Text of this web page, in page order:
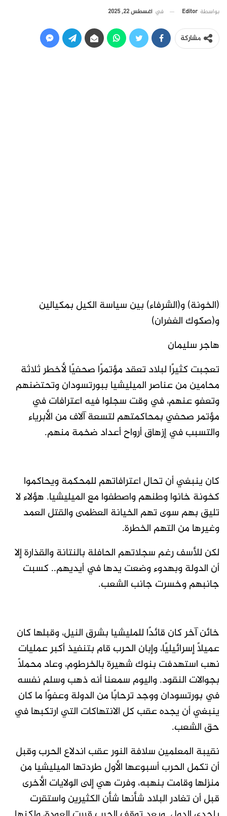
بواسطة Editor في أغسطس 22, 2025
مشاركة
(الخونة) و(الشرفاء) بين سياسة الكيل بمكيالين
و(صكوك الغفران)
هاجر سليمان
تعجبت كثيرًا لبلاد تعقد مؤتمرًا صحفيًا لأخطر ثلاثة
محامين من عناصر الميليشيا ببورتسودان وتحتضنهم
وتعفو عنهم، في وقت سجلوا فيه اعترافات في
مؤتمر صحفي بمحاكمتهم لتسعة آلاف من الأبرياء
والتسبب في إزهاق أرواح أعداد ضخمة منهم.
كان ينبغي أن تحال اعترافاتهم للمحكمة ويحاكموا
كخونة خانوا وطنهم واصطفوا مع الميليشيا. هؤلاء لا
تليق بهم سوى تهم الخيانة العظمى والقتل العمد
وغيرها من التهم الخطرة.
لكن للأسف رغم سجلاتهم الحافلة بالنتانة والقذارة إلا
أن الدولة وبهدوء وضعت يدها في أيديهم.. كسبت
جانبهم وخسرت جانب الشعب.
خائن آخر كان قائدًا للمليشيا بشرق النيل، وقبلها كان
عميلًا إسرائيليًا، وإبان الحرب قام بتنفيذ أكبر عمليات
نهب استهدفت بنوك شهيرة بالخرطوم، وعاد محملًا
بجوالات النقود. واليوم سمعنا أنه ذهب وسلم نفسه
في بورتسودان ووجد ترحابًا من الدولة وعفوًا ما كان
ينبغي أن يجده عقب كل الانتهاكات التي ارتكبها في
حق الشعب.
نقيبة المعلمين سلافة النور عقب اندلاع الحرب وقبل
أن تكمل الحرب أسبوعها الأول طردتها الميليشيا من
منزلها وقامت بنهبه، وفرت هي إلى الولايات الأخرى
قبل أن تغادر البلاد شأنها شأن الكثيرين واستقرت